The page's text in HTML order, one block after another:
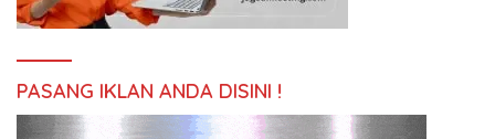
PASANG IKLAN ANDA DISINI !